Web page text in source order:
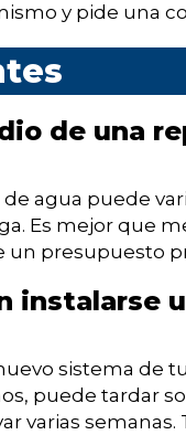
y pide una
de una
agua puede
Es mejor que
un presupuesto
instalarse
sistema de
puede tardar
varias